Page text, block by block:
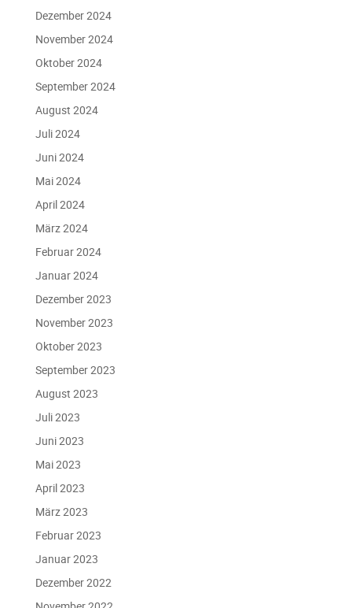
Dezember 2024
November 2024
Oktober 2024
September 2024
August 2024
Juli 2024
Juni 2024
Mai 2024
April 2024
März 2024
Februar 2024
Januar 2024
Dezember 2023
November 2023
Oktober 2023
September 2023
August 2023
Juli 2023
Juni 2023
Mai 2023
April 2023
März 2023
Februar 2023
Januar 2023
Dezember 2022